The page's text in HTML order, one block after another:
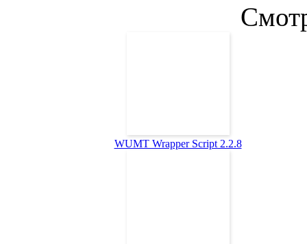
WUMT Wrapper Script 2.2.8